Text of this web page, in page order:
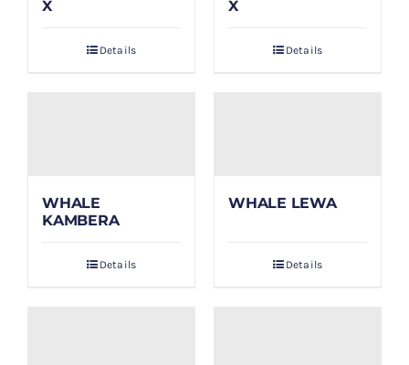
X
Details
X
Details
WHALE
KAMBERA
Details
WHALE LEWA
Details